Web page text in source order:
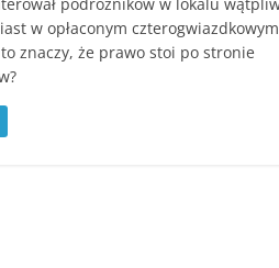
w opłaconym czterogwiazdkowym
znaczy, że prawo stoi po stronie